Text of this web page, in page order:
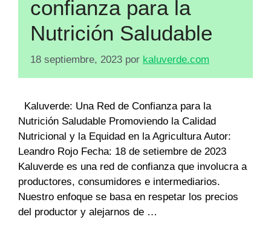
confianza para la
Nutrición Saludable
18 septiembre, 2023 por kaluverde.com
Kaluverde: Una Red de Confianza para la
Nutrición Saludable Promoviendo la Calidad
Nutricional y la Equidad en la Agricultura Autor:
Leandro Rojo Fecha: 18 de setiembre de 2023
Kaluverde es una red de confianza que involucra a
productores, consumidores e intermediarios.
Nuestro enfoque se basa en respetar los precios
del productor y alejarnos de …